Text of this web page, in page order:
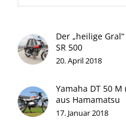
Der „heilige
SR 500
20. April 2018
Yamaha DT 50 M
aus Hamamatsu
17. Januar 2018